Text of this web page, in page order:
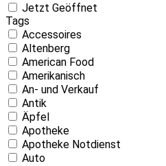
Jetzt Geöffnet
Tags
Accessoires
Altenberg
American Food
Amerikanisch
An- und Verkauf
Antik
Äpfel
Apotheke
Apotheke Notdienst
Auto